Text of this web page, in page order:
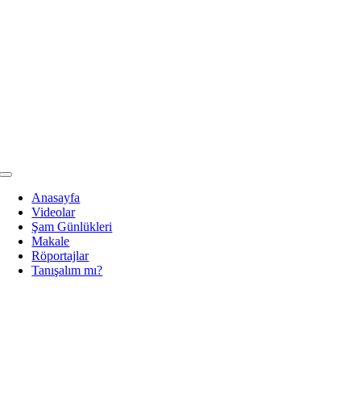
Toggle
NavigationAnasayfa
Videolar
Şam Günlükleri
Makale
Röportajlar
Tanışalım mı?